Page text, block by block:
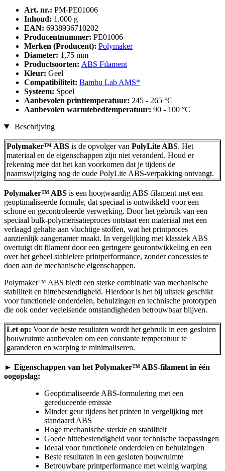
Art. nr.: PM-PE01006
Inhoud: 1.000 g
EAN: 6938936710202
Producentnummer: PE01006
Merken (Producent): Polymaker
Diameter: 1,75 mm
Productsoorten: ABS Filament
Kleur: Geel
Compatibiliteit: Bambu Lab AMS*
Systeem: Spoel
Aanbevolen printtemperatuur: 245 - 265 °C
Aanbevolen warmtebedtemperatuur: 90 - 100 °C
Beschrijving
Polymaker™ ABS is de opvolger van PolyLite ABS. Het
materiaal en de eigenschappen zijn niet veranderd. Houd er
rekening mee dat het kan voorkomen dat je tijdens de
naamswijziging nog de oude PolyLite ABS-verpakking ontvangt.
Polymaker™ ABS is een hoogwaardig ABS-filament met een
geoptimaliseerde formule, dat speciaal is ontwikkeld voor een
schone en gecontroleerde verwerking. Door het gebruik van een
speciaal bulk-polymerisatieproces ontstaat een materiaal met een
verlaagd gehalte aan vluchtige stoffen, wat het printproces
aanzienlijk aangenamer maakt. In vergelijking met klassiek ABS
overtuigt dit filament door een geringere geurontwikkeling en een
over het geheel stabielere printperformance, zonder concessies te
doen aan de mechanische eigenschappen.
Polymaker™ ABS biedt een sterke combinatie van mechanische
stabiliteit en hittebestendigheid. Hierdoor is het bij uitstek geschikt
voor functionele onderdelen, behuizingen en technische prototypen
die ook onder veeleisende omstandigheden betrouwbaar blijven.
Let op: Voor de beste resultaten wordt het gebruik in een gesloten
bouwruimte aanbevolen om een constante temperatuur te
garanderen en warping te minimaliseren.
► Eigenschappen van het Polymaker™ ABS-filament in één
oogopslag:
Geoptimaliseerde ABS-formulering met een
gereduceerde emissie
Minder geur tijdens het printen in vergelijking met
standaard ABS
Hoge mechanische sterkte en stabiliteit
Goede hittebestendigheid voor technische toepassingen
Ideaal voor functionele onderdelen en behuizingen
Beste resultaten in een gesloten bouwruimte
Betrouwbare printperformance met weinig warping